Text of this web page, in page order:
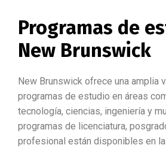
Programas de
New Brunswick
New Brunswick ofrece una amplia
programas de estudio en áreas
tecnología, ciencias, ingeniería y
programas de licenciatura,
profesional están disponibles en